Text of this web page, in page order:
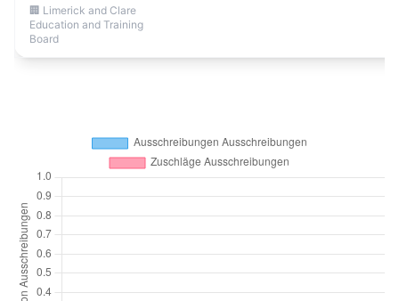
🏢 Limerick and Clare
Education and Training
Board